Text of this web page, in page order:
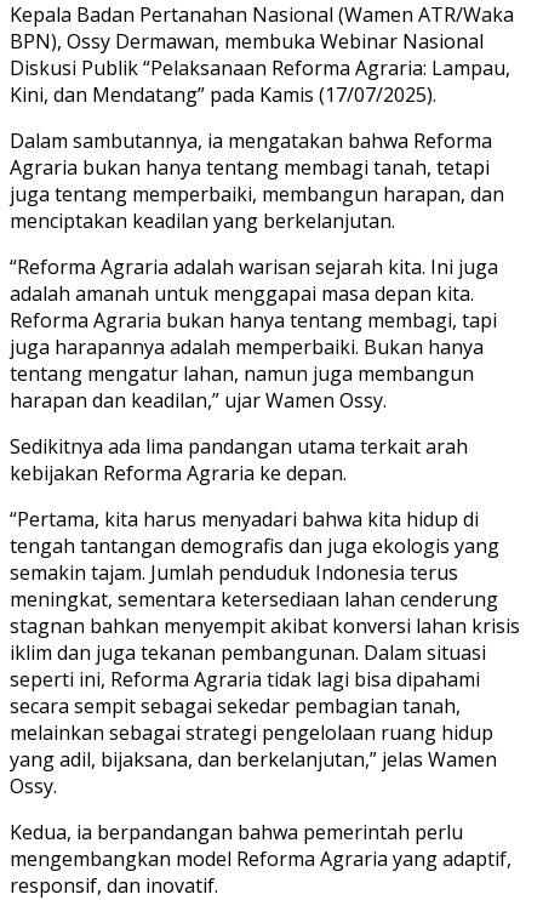
Kepala Badan Pertanahan Nasional (Wamen ATR/Waka
BPN), Ossy Dermawan, membuka Webinar Nasional
Diskusi Publik “Pelaksanaan Reforma Agraria: Lampau,
Kini, dan Mendatang” pada Kamis (17/07/2025).
Dalam sambutannya, ia mengatakan bahwa Reforma
Agraria bukan hanya tentang membagi tanah, tetapi
juga tentang memperbaiki, membangun harapan, dan
menciptakan keadilan yang berkelanjutan.
“Reforma Agraria adalah warisan sejarah kita. Ini juga
adalah amanah untuk menggapai masa depan kita.
Reforma Agraria bukan hanya tentang membagi, tapi
juga harapannya adalah memperbaiki. Bukan hanya
tentang mengatur lahan, namun juga membangun
harapan dan keadilan,” ujar Wamen Ossy.
Sedikitnya ada lima pandangan utama terkait arah
kebijakan Reforma Agraria ke depan.
“Pertama, kita harus menyadari bahwa kita hidup di
tengah tantangan demografis dan juga ekologis yang
semakin tajam. Jumlah penduduk Indonesia terus
meningkat, sementara ketersediaan lahan cenderung
stagnan bahkan menyempit akibat konversi lahan krisis
iklim dan juga tekanan pembangunan. Dalam situasi
seperti ini, Reforma Agraria tidak lagi bisa dipahami
secara sempit sebagai sekedar pembagian tanah,
melainkan sebagai strategi pengelolaan ruang hidup
yang adil, bijaksana, dan berkelanjutan,” jelas Wamen
Ossy.
Kedua, ia berpandangan bahwa pemerintah perlu
mengembangkan model Reforma Agraria yang adaptif,
responsif, dan inovatif.